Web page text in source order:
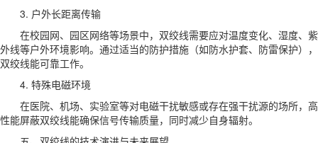
3. 户外长距离传输
在校园网、园区网络等场景中，双绞线需要应对温度变化、湿度、紫
外线等户外环境影响。通过适当的防护措施（如防水护套、防雷保护），
双绞线能可靠工作。
4. 特殊电磁环境
在医院、机场、实验室等对电磁干扰敏感或存在强干扰源的场所，高
性能屏蔽双绞线能确保信号传输质量，同时减少自身辐射。